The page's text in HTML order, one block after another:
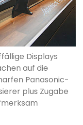
Displays
auf die
Panasonic-
plus Zugabe